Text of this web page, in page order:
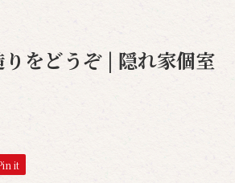
をどうぞ | 隠れ家個室
it